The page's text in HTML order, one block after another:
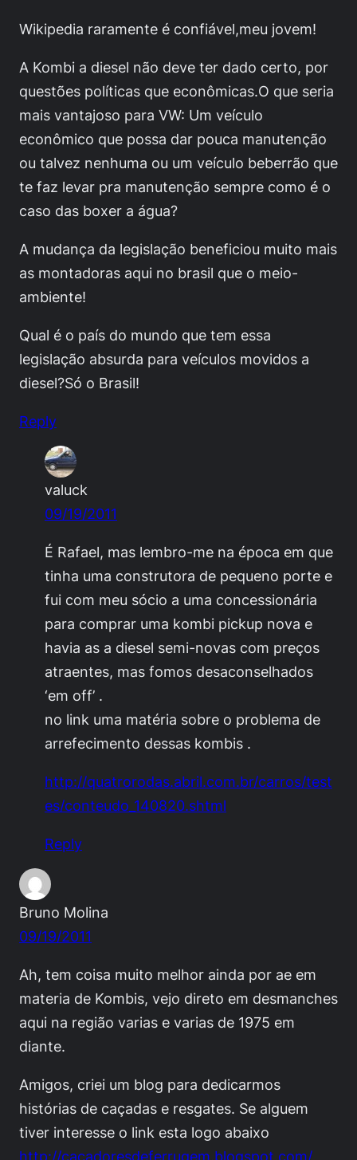
Wikipedia raramente é confiável,meu jovem!
A Kombi a diesel não deve ter dado certo, por
questões políticas que econômicas.O que seria
mais vantajoso para VW: Um veículo
econômico que possa dar pouca manutenção
ou talvez nenhuma ou um veículo beberrão que
te faz levar pra manutenção sempre como é o
caso das boxer a água?
A mudança da legislação beneficiou muito mais
as montadoras aqui no brasil que o meio-
ambiente!
Qual é o país do mundo que tem essa
legislação absurda para veículos movidos a
diesel?Só o Brasil!
Reply
valuck
09/19/2011
É Rafael, mas lembro-me na época em que
tinha uma construtora de pequeno porte e
fui com meu sócio a uma concessionária
para comprar uma kombi pickup nova e
havia as a diesel semi-novas com preços
atraentes, mas fomos desaconselhados
‘em off’ .
no link uma matéria sobre o problema de
arrefecimento dessas kombis .
http://quatrorodas.abril.com.br/carros/test
es/conteudo_140820.shtml
Reply
Bruno Molina
09/19/2011
Ah, tem coisa muito melhor ainda por ae em
materia de Kombis, vejo direto em desmanches
aqui na região varias e varias de 1975 em
diante.
Amigos, criei um blog para dedicarmos
histórias de caçadas e resgates. Se alguem
tiver interesse o link esta logo abaixo
http://cacadoresdeferrugem.blogspot.com/